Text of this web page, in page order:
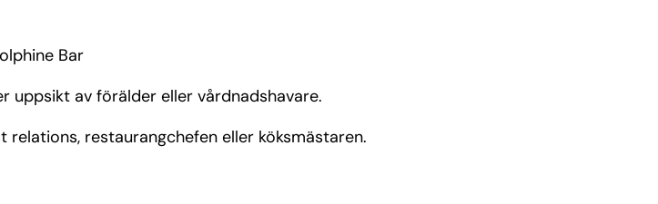
Bar
uppsikt av förälder eller vårdnadshavare.
restaurangchefen eller köksmästaren.